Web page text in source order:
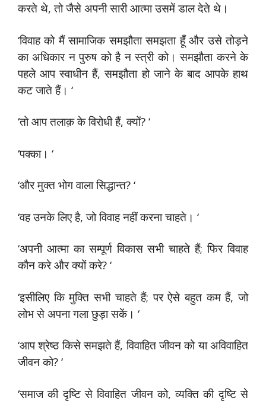
करते थे, तो जैसे अपनी सारी आत्मा उसमें डाल देते थे।
‘विवाह को मैं सामाजिक समझौता समझता हूँ और उसे तोड़ने
का अधिकार न पुरुष को है न स्त्री को। समझौता करने के
पहले आप स्वाधीन हैं, समझौता हो जाने के बाद आपके हाथ
कट जाते हैं। ‘
‘तो आप तलाक़ के विरोधी हैं, क्यों? ‘
‘पक्का। ‘
‘और मुक्त भोग वाला सिद्धान्त? ‘
‘वह उनके लिए है, जो विवाह नहीं करना चाहते। ‘
‘अपनी आत्मा का सम्पूर्ण विकास सभी चाहते हैं; फिर विवाह
कौन करे और क्यों करे? ‘
‘इसीलिए कि मुक्ति सभी चाहते हैं; पर ऐसे बहुत कम हैं, जो
लोभ से अपना गला छुड़ा सकें। ‘
‘आप श्रेष्ठ किसे समझते हैं, विवाहित जीवन को या अविवाहित
जीवन को? ‘
‘समाज की दृष्टि से विवाहित जीवन को, व्यक्ति की दृष्टि से